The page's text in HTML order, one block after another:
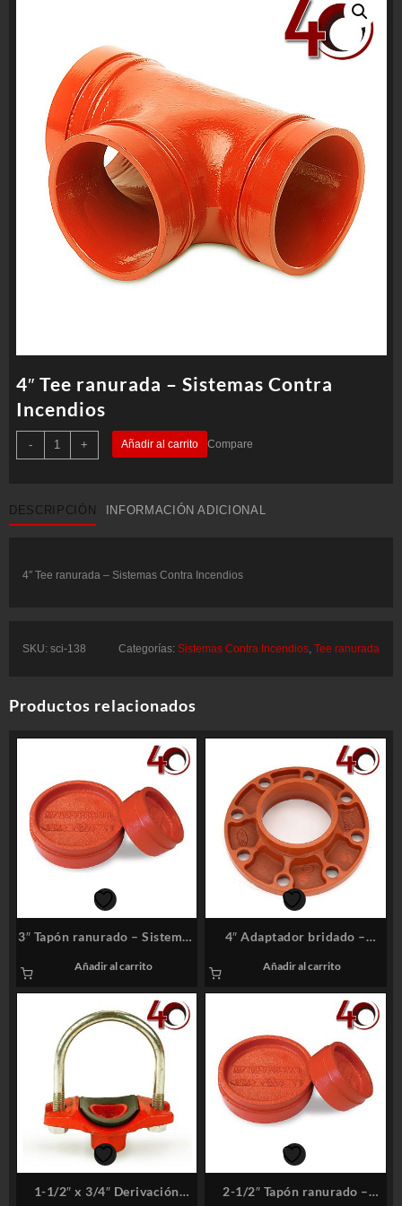
4″ Tee ranurada – Sistemas Contra
Incendios
-
Tee
ranurada
Incendios
cantidad
+ Añadir al carrito Compare
DESCRIPCIÓN INFORMACIÓN ADICIONAL
4″ Tee ranurada – Sistemas Contra Incendios
SKU: sci-138 Categorías: Sistemas Contra Incendios, Tee ranurada
Productos relacionados
3″ Tapón ranurado – Sistemas
Añadir al carrito
4″ Adaptador bridado –
Añadir al carrito
1-1/2″ x 3/4″ Derivación
2-1/2″ Tapón ranurado –